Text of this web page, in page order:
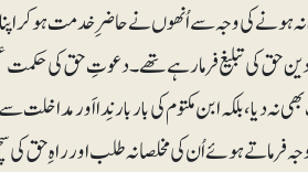
نہ ہونے کی وجہ سے اُنھوں نے حاضرِ خدمت ہو کر
حق کی تبلیغ فرما رہے تھے۔ دعوتِ حق کی
نہ دیا، بلکہ ابن مکتوم کی بار بار نِدا اَور
فرماتے ہوئے اُن کی مخلصانہ طلب اور راہِ حق کی